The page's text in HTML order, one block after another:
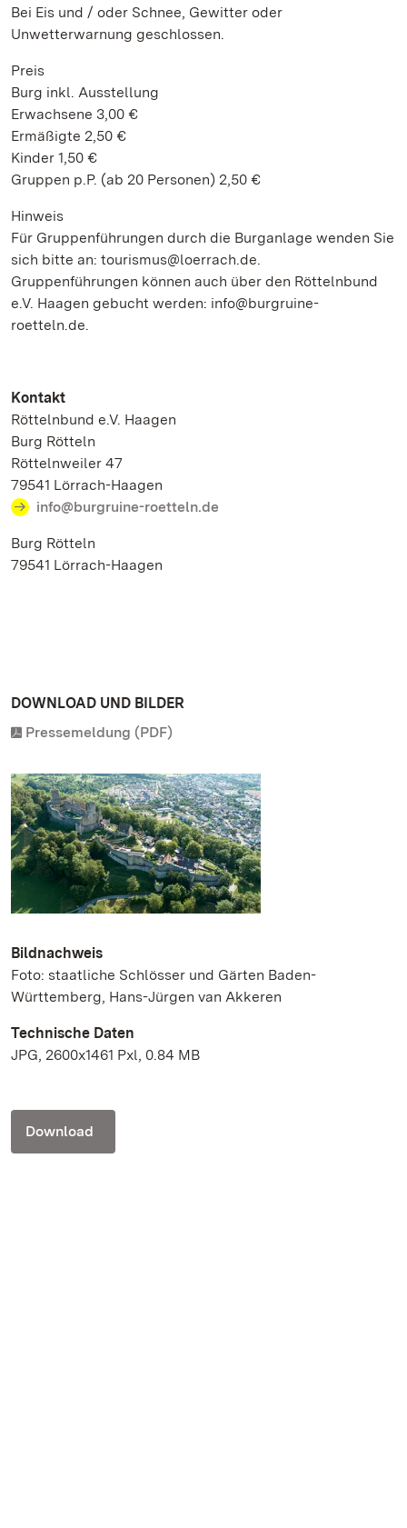
Bei Eis und / oder Schnee, Gewitter oder
Unwetterwarnung geschlossen.
Preis
Burg inkl. Ausstellung
Erwachsene 3,00 €
Ermäßigte 2,50 €
Kinder 1,50 €
Gruppen p.P. (ab 20 Personen) 2,50 €
Hinweis
Für Gruppenführungen durch die Burganlage wenden Sie
sich bitte an: tourismus@loerrach.de.
Gruppenführungen können auch über den Röttelnbund
e.V. Haagen gebucht werden: info@burgruine-
roetteln.de.
Kontakt
Röttelnbund e.V. Haagen
Burg Rötteln
Röttelnweiler 47
79541 Lörrach-Haagen
info@burgruine-roetteln.de
Burg Rötteln
79541 Lörrach-Haagen
DOWNLOAD UND BILDER
Pressemeldung (PDF)
Bildnachweis
Foto: staatliche Schlösser und Gärten Baden-
Württemberg, Hans-Jürgen van Akkeren
Technische Daten
JPG, 2600x1461 Pxl, 0.84 MB
Download